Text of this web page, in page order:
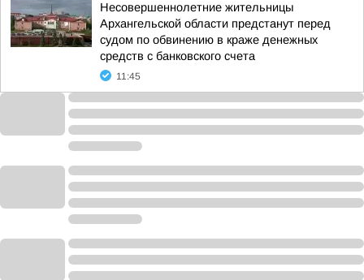
Несовершеннолетние жительницы
Архангельской области предстанут перед
судом по обвинению в краже денежных
средств с банковского счета
11:45